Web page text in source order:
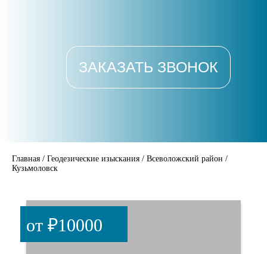
ЗАКАЗАТЬ ЗВОНОК
Главная / Геодезические изыскания / Всеволожский район /
Кузьмоловск
от ₽10000